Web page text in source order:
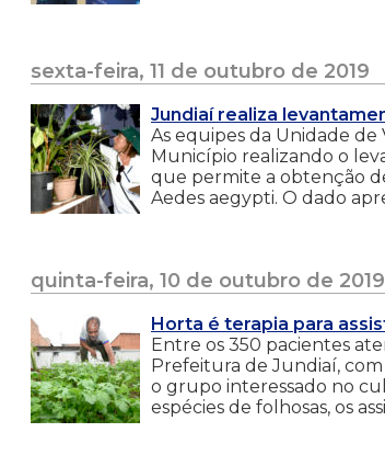
sexta-feira, 11 de outubro de 2019
Jundiaí realiza
As equipes da Unidade de
Município realizando o
que permite a obtenção
Aedes aegypti. O dado
quinta-feira, 10 de outubro de 2019
Horta é terapia para
Entre os 350 pacientes
Prefeitura de Jundiaí,
o grupo interessado no
espécies de folhosas, os